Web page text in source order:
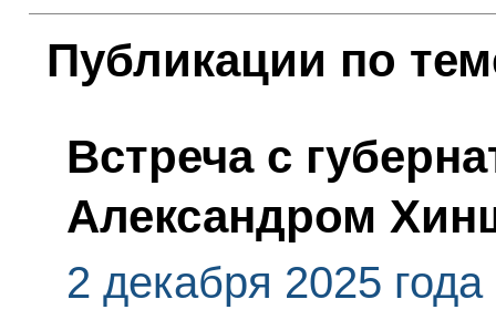
Публикации по
Встреча с
Александром
2 декабря 2025 года